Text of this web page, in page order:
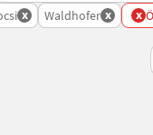
x Waldhofer x x